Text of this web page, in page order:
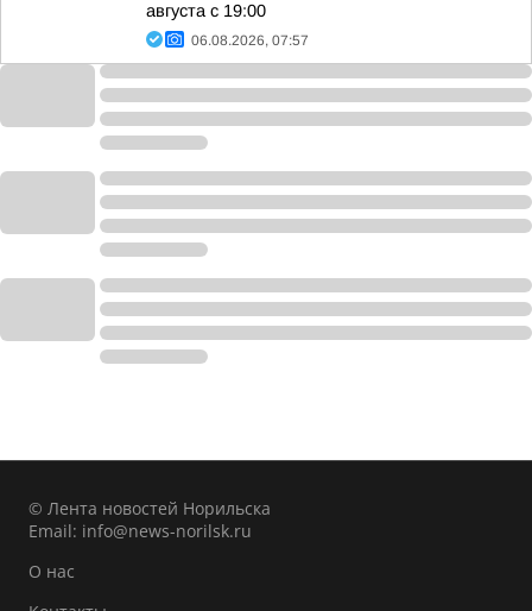
августа с 19:00
06.08.2026, 07:57
© Лента новостей Норильска
Email: info@news-norilsk.ru
О нас